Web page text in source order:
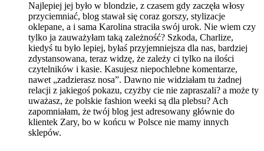
Najlepiej jej było w blondzie, z czasem gdy zaczęła włosy
przyciemniać, blog stawał się coraz gorszy, stylizacje
oklepane, a i sama Karolina straciła swój urok. Nie wiem czy
tylko ja zauważyłam taką zależność? Szkoda, Charlize,
kiedyś tu było lepiej, byłaś przyjemniejsza dla nas, bardziej
zdystansowana, teraz widzę, że zależy ci tylko na ilości
czytelników i kasie. Kasujesz niepochlebne komentarze,
nawet „zadzierasz nosa”. Dawno nie widziałam tu żadnej
relacji z jakiegoś pokazu, czyżby cie nie zapraszali? a może ty
uważasz, że polskie fashion weeki są dla plebsu? Ach
zapomniałam, że twój blog jest adresowany głównie do
klientek Zary, bo w końcu w Polsce nie mamy innych
sklepów.